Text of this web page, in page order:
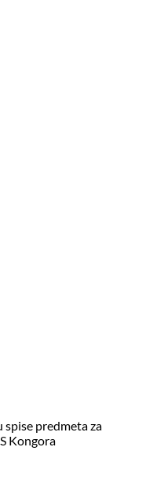
spise predmeta za
Kongora